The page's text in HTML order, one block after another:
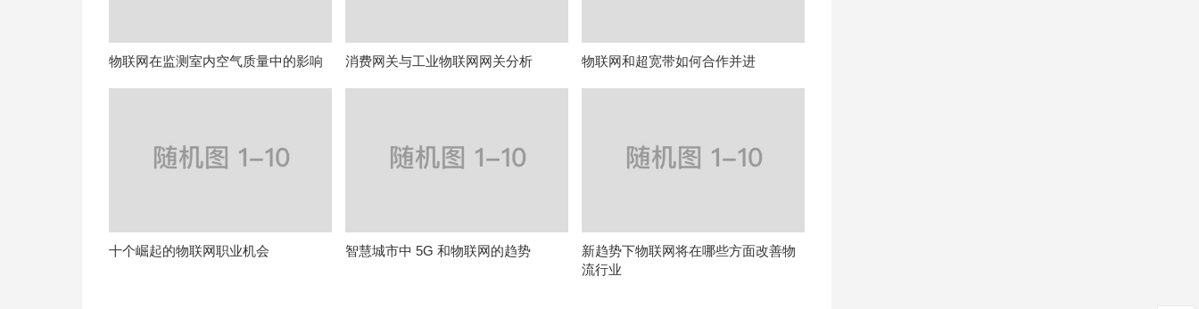
物联网在监测室内空气质量中的影响 消费网关与工业物联网网关分析 物联网和超宽带如何合作并进
十个崛起的物联网职业机会 智慧城市中 5G 和物联网的趋势
新趋势下物联网将在哪些方面改善物
流行业